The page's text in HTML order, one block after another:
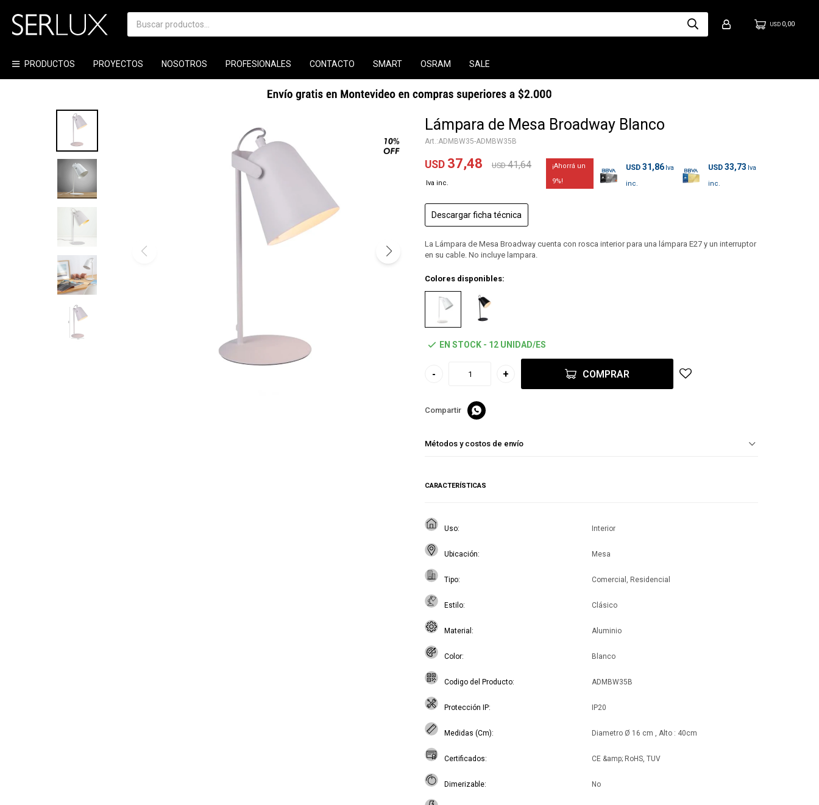
PRODUCTOS PROYECTOS NOSOTROS PROFESIONALES CONTACTO SMART OSRAM SALE
USD 0,00
Lámpara de Mesa Broadway Blanco
ADMBW35-ADMBW35B
USD 37,48 USD 41,64
9
USD 31,86 USD 33,73
Descargar ficha técnica
La Lámpara de Mesa Broadway cuenta con rosca interior para una lámpara E27 y un interruptor
en su cable. No incluye lampara.
Colores disponibles:
EN STOCK - 12 UNIDAD/ES
- + COMPRAR

Métodos y costos de envío
CARACTERÍSTICAS
Uso Interior
Ubicación Mesa
Tipo Comercial, Residencial
Estilo Clásico
Material Aluminio
Color Blanco
Codigo del Producto ADMBW35B
Protección IP IP20
Medidas (Cm) Diametro Ø 16 cm , Alto : 40cm
Certificados CE &amp; RoHS, TUV
Dimerizable No